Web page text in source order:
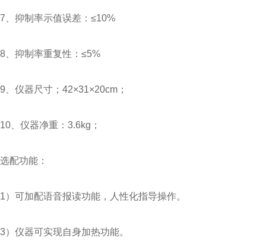
7、抑制率示值误差：≤10%
8、抑制率重复性：≤5%
9、仪器尺寸；42×31×20cm；
10、仪器净重：3.6kg；
选配功能：
1）可加配语音报读功能，人性化指导操作。
3）仪器可实现自身加热功能。